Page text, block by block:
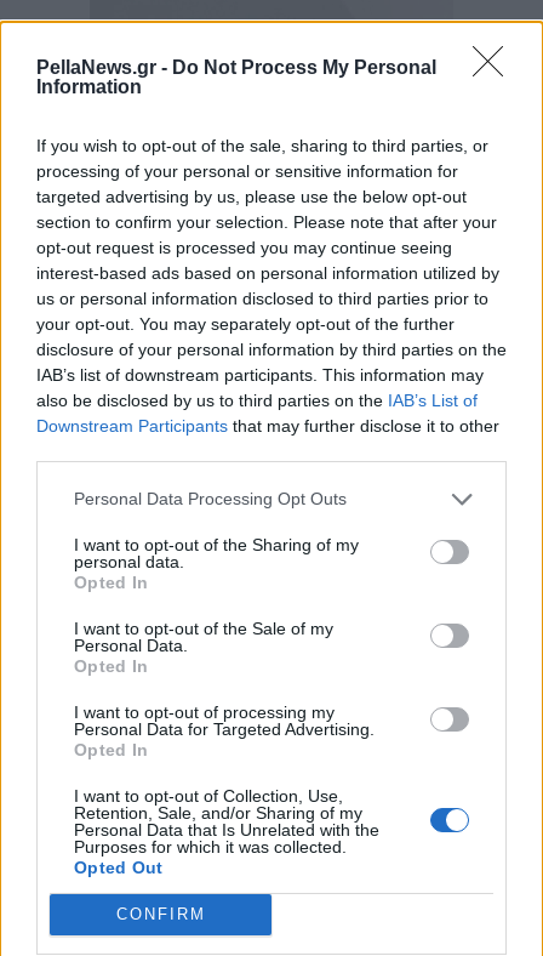
PellaNews.gr - Do Not Process My Personal
Information
If you wish to opt-out of the sale, sharing to third parties, or
processing of your personal or sensitive information for
targeted advertising by us, please use the below opt-out
section to confirm your selection. Please note that after your
opt-out request is processed you may continue seeing
interest-based ads based on personal information utilized by
us or personal information disclosed to third parties prior to
your opt-out. You may separately opt-out of the further
disclosure of your personal information by third parties on the
IAB’s list of downstream participants. This information may
also be disclosed by us to third parties on the IAB’s List of
Downstream Participants that may further disclose it to other
Personal Data Processing Opt Outs
I want to opt-out of the Sharing of my
personal data.
Opted In
I want to opt-out of the Sale of my
Personal Data.
Opted In
I want to opt-out of processing my
Personal Data for Targeted Advertising.
Opted In
I want to opt-out of Collection, Use,
Retention, Sale, and/or Sharing of my
Personal Data that Is Unrelated with the
Purposes for which it was collected.
Opted Out
CONFIRM